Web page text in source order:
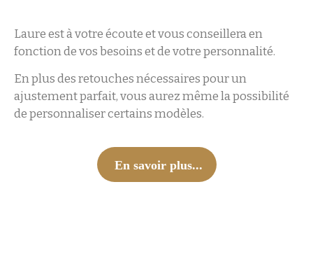
Laure est à votre écoute et vous conseillera en
fonction de vos besoins et de votre personnalité.
En plus des retouches nécessaires pour un
ajustement parfait, vous aurez même la possibilité
de personnaliser certains modèles.
En savoir plus...